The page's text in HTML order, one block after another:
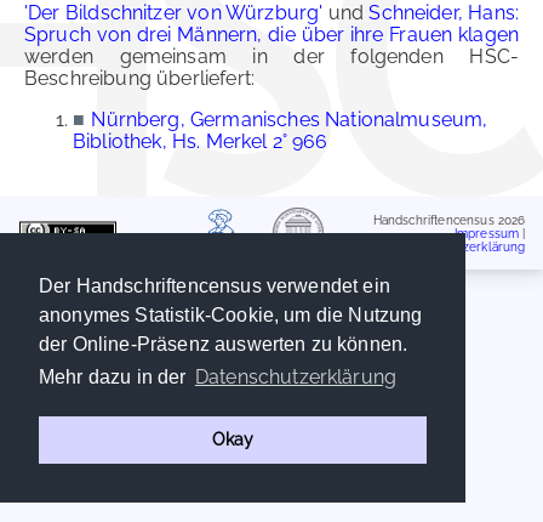
Der Handschriftencensus verwendet ein
anonymes Statistik-Cookie, um die Nutzung
der Online-Präsenz auswerten zu können.
Mehr dazu in der Datenschutzerklärung
Okay
'Der Bildschnitzer von Würzburg' undSchneider, Hans:
Spruch von drei Männern, die über ihre Frauen klagen
werden gemeinsam in der folgenden HSC-
Beschreibung überliefert:
■ Nürnberg, Germanisches Nationalmuseum,
Bibliothek, Hs. Merkel 2° 966
Handschriftencensus 2026
Impressum
Datenschutzerklärung